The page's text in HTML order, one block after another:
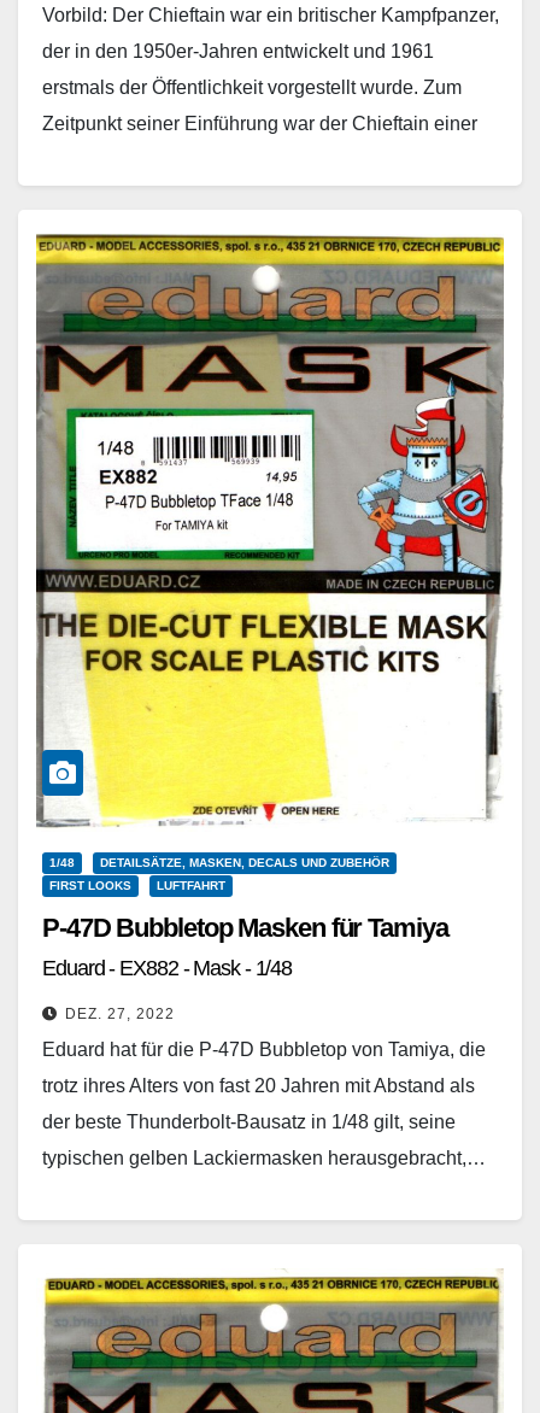
Vorbild: Der Chieftain war ein britischer Kampfpanzer,
der in den 1950er-Jahren entwickelt und 1961
erstmals der Öffentlichkeit vorgestellt wurde. Zum
Zeitpunkt seiner Einführung war der Chieftain einer
1/48
DETAILSÄTZE, MASKEN, DECALS UND ZUBEHÖR
FIRST LOOKS
LUFTFAHRT
P-47D Bubbletop Masken für Tamiya
Eduard - EX882 - Mask - 1/48
DEZ. 27, 2022
Eduard hat für die P-47D Bubbletop von Tamiya, die
trotz ihres Alters von fast 20 Jahren mit Abstand als
der beste Thunderbolt-Bausatz in 1/48 gilt, seine
typischen gelben Lackiermasken herausgebracht,…